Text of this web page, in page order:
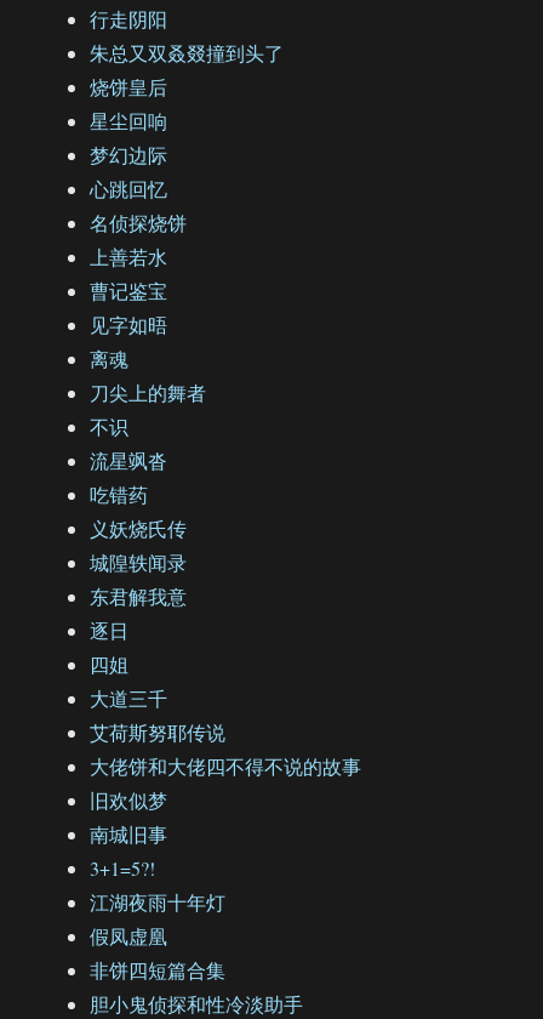
行走阴阳
朱总又双叒叕撞到头了
烧饼皇后
星尘回响
梦幻边际
心跳回忆
名侦探烧饼
上善若水
曹记鉴宝
见字如晤
离魂
刀尖上的舞者
不识
流星飒沓
吃错药
义妖烧氏传
城隍轶闻录
东君解我意
逐日
四姐
大道三千
艾荷斯努耶传说
大佬饼和大佬四不得不说的故事
旧欢似梦
南城旧事
3+1=5?!
江湖夜雨十年灯
假凤虚凰
非饼四短篇合集
胆小鬼侦探和性冷淡助手